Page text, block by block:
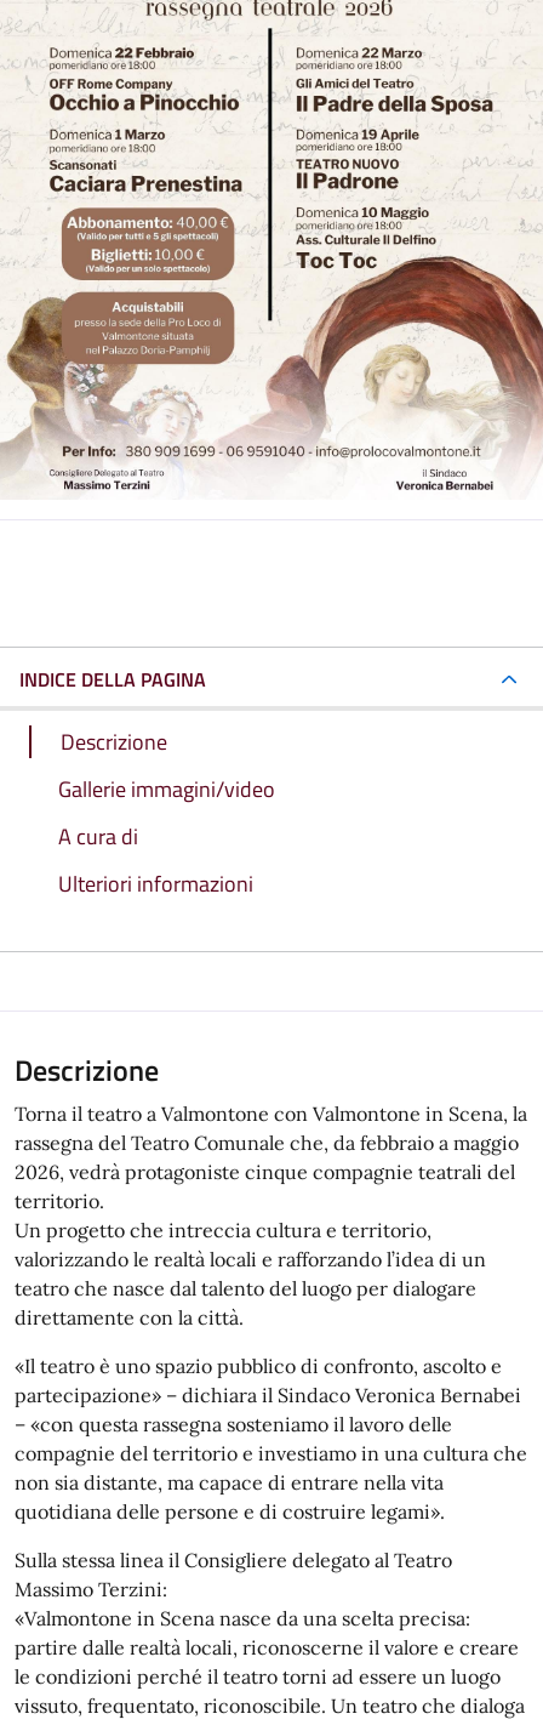
INDICE DELLA PAGINA
Descrizione
Gallerie immagini/video
A cura di
Ulteriori informazioni
Descrizione
Torna il teatro a Valmontone con Valmontone in Scena, la
rassegna del Teatro Comunale che, da febbraio a maggio
2026, vedrà protagoniste cinque compagnie teatrali del
territorio.
Un progetto che intreccia cultura e territorio,
valorizzando le realtà locali e rafforzando l’idea di un
teatro che nasce dal talento del luogo per dialogare
direttamente con la città.
«Il teatro è uno spazio pubblico di confronto, ascolto e
partecipazione» – dichiara il Sindaco Veronica Bernabei
– «con questa rassegna sosteniamo il lavoro delle
compagnie del territorio e investiamo in una cultura che
non sia distante, ma capace di entrare nella vita
quotidiana delle persone e di costruire legami».
Sulla stessa linea il Consigliere delegato al Teatro
Massimo Terzini:
«Valmontone in Scena nasce da una scelta precisa:
partire dalle realtà locali, riconoscerne il valore e creare
le condizioni perché il teatro torni ad essere un luogo
vissuto, frequentato, riconoscibile. Un teatro che dialoga